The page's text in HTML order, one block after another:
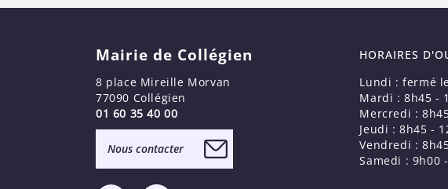
Mairie de Collégien
8 place Mireille Morvan
77090 Collégien
01 60 35 40 00
Nous contacter
HORAIRES
Lundi : fermé
Mardi : 8h45 -
Mercredi :
Jeudi : 8h45 -
Vendredi :
Samedi : 9h00